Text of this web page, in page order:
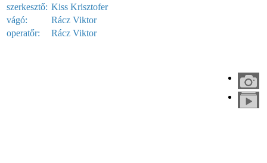
szerkesztő: Kiss Krisztofer
vágó:
Rácz Viktor
operatőr:
Rácz Viktor